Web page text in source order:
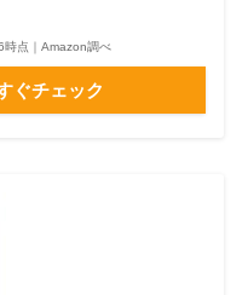
点｜Amazon調べ
ぐチェック